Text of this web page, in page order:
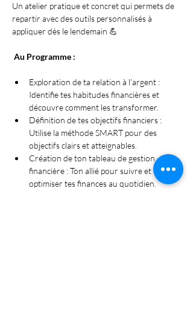
Un atelier pratique et concret qui permets de
repartir avec des outils personnalisés à
appliquer dès le lendemain 💪
Au Programme :
Exploration de ta relation à l'argent :
Identifie tes habitudes financières et
découvre comment les transformer.
Définition de tes objectifs financiers :
Utilise la méthode SMART pour des
objectifs clairs et atteignables.
Création de ton tableau de gestion
financière : Ton allié pour suivre et
optimiser tes finances au quotidien.